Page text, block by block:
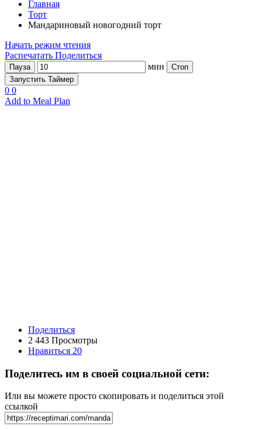
Главная
Торт
Мандариновый новогодний торт
Начать режим чтения
Распечатать Поделиться
Пауза мин
Стоп
Запустить Таймер
0 0
Add to Meal Plan
Поделиться
2 443 Просмотры
Нравиться 20
Поделитесь им в своей социальной сети:
Или вы можете просто скопировать и поделиться этой
ссылкой